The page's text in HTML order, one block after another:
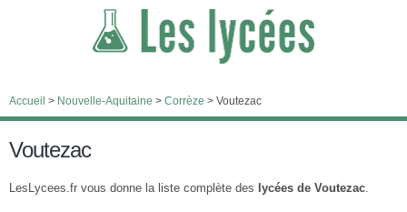
Accueil > Nouvelle-Aquitaine > Corrèze > Voutezac
Voutezac
LesLycees.fr vous donne la liste complète des lycées de Voutezac.